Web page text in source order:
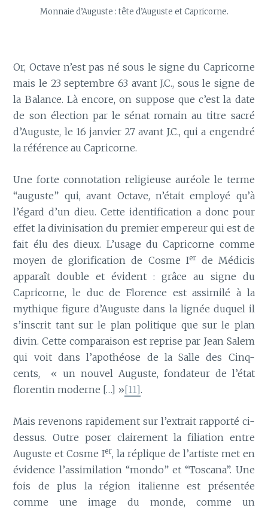
Monnaie d’Auguste : tête d’Auguste et Capricorne.
Or, Octave n’est pas né sous le signe du Capricorne
mais le 23 septembre 63 avant J.C., sous le signe de
la Balance. Là encore, on suppose que c’est la date
de son élection par le sénat romain au titre sacré
d’Auguste, le 16 janvier 27 avant J.C., qui a engendré
la référence au Capricorne.
Une forte connotation religieuse auréole le terme
“auguste” qui, avant Octave, n’était employé qu’à
l’égard d’un dieu. Cette identification a donc pour
effet la divinisation du premier empereur qui est de
fait élu des dieux. L’usage du Capricorne comme
moyen de glorification de Cosme Ierde Médicis
apparaît double et évident : grâce au signe du
Capricorne, le duc de Florence est assimilé à la
mythique figure d’Auguste dans la lignée duquel il
s’inscrit tant sur le plan politique que sur le plan
divin. Cette comparaison est reprise par Jean Salem
qui voit dans l’apothéose de la Salle des Cinq-
cents, « un nouvel Auguste, fondateur de l’état
florentin moderne […] »[11].
Mais revenons rapidement sur l’extrait rapporté ci-
dessus. Outre poser clairement la filiation entre
Auguste et Cosme Ier, la réplique de l’artiste met en
évidence l’assimilation “mondo” et “Toscana”. Une
fois de plus la région italienne est présentée
comme une image du monde, comme un